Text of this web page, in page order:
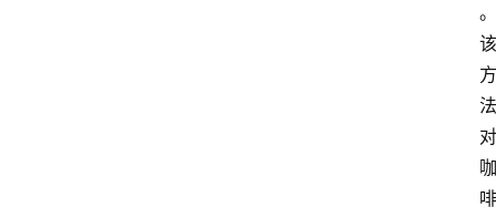
。
该
方
法
对
咖
啡